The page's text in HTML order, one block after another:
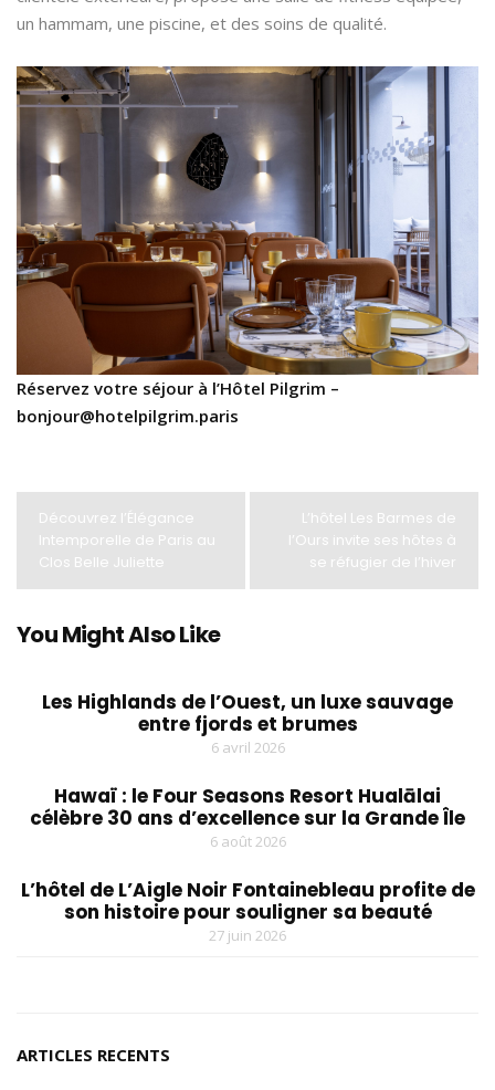
un hammam, une piscine, et des soins de qualité.
Réservez votre séjour à l’Hôtel Pilgrim –
bonjour@hotelpilgrim.paris
Découvrez l’Élégance
Intemporelle de Paris au
Clos Belle Juliette
L’hôtel Les Barmes de
l’Ours invite ses hôtes à
se réfugier de l’hiver
You Might Also Like
Les Highlands de l’Ouest, un luxe sauvage
entre fjords et brumes
6 avril 2026
Hawaï : le Four Seasons Resort Hualālai
célèbre 30 ans d’excellence sur la Grande Île
6 août 2026
L’hôtel de L’Aigle Noir Fontainebleau profite de
son histoire pour souligner sa beauté
27 juin 2026
ARTICLES RECENTS